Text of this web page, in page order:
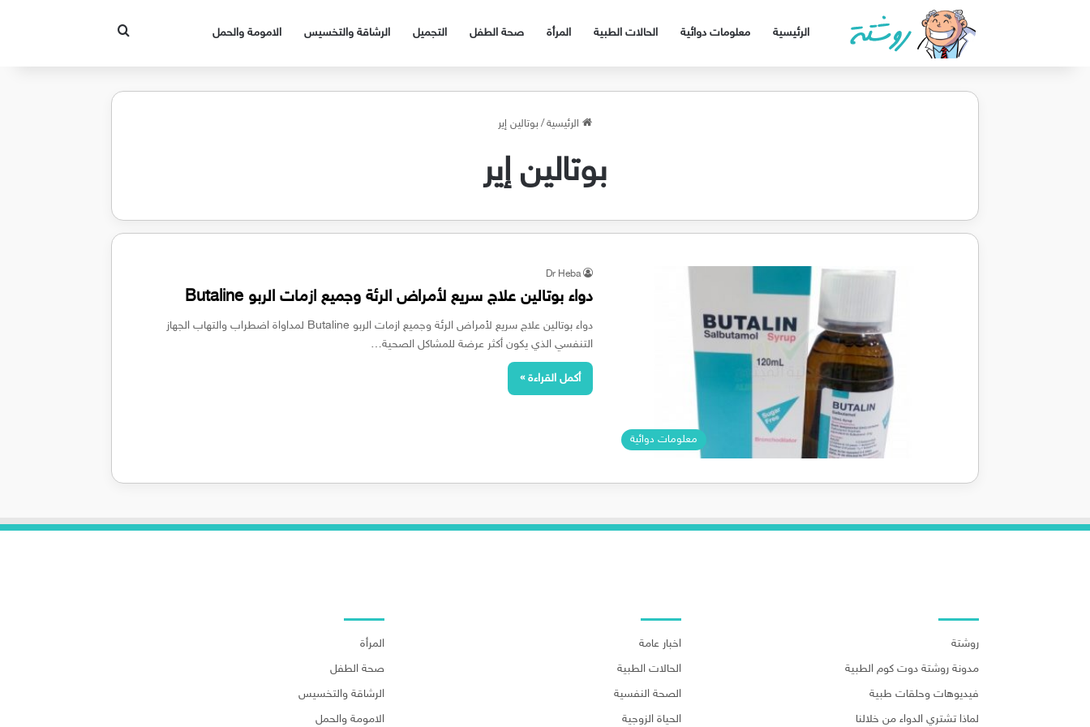
الرئيسية معلومات دوائية الحالات الطبية المرأة صحة الطفل التجميل الرشاقة والتخسيس الامومة والحمل
الرئيسية/ بوتالين إير
بوتالين إير
معلومات دوائية
Dr Heba
دواء بوتالين علاج سريع لأمراض الرئة وجميع ازمات الربو Butaline
دواء بوتالين علاج سريع لأمراض الرئة وجميع ازمات الربو Butaline لمداواة اضطراب والتهاب الجهاز
التنفسي الذي يكون أكثر عرضة للمشاكل الصحية…
أكمل القراءة »
روشتة
مدونة روشتة دوت كوم الطبية
فيديوهات وحلقات طبية
لماذا تشتري الدواء من خلالنا
اخبار عامة
الحالات الطبية
الصحة النفسية
الحياة الزوجية
المرأة
صحة الطفل
الرشاقة والتخسيس
الامومة والحمل